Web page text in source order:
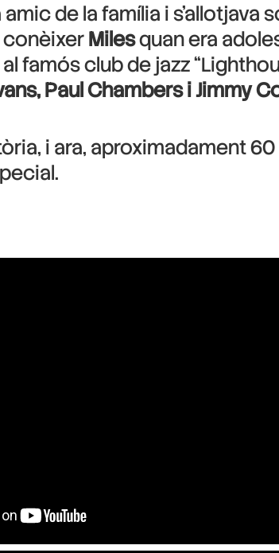
de la família i s’allotjava
Milesquan era
famós club de jazz
Paul Chambers i Jimmy
i ara, aproximadament